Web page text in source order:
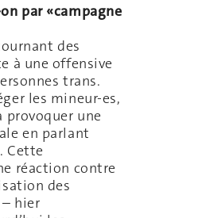
par «campagne
des
à une offensive
trans.
les mineur-es,
provoquer une
en parlant
Cette
réaction contre
des
hier